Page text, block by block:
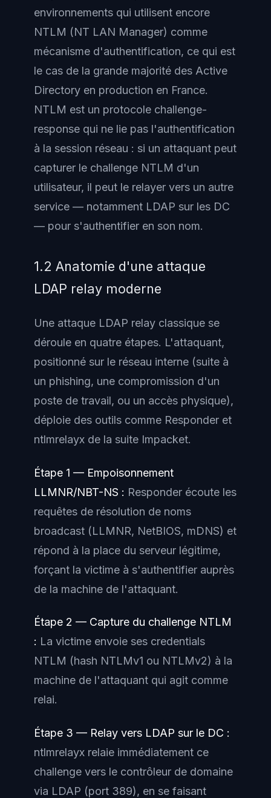
environnements qui utilisent encore
NTLM (NT LAN Manager) comme
mécanisme d'authentification, ce qui est
le cas de la grande majorité des Active
Directory en production en France.
NTLM est un protocole challenge-
response qui ne lie pas l'authentification
à la session réseau : si un attaquant peut
capturer le challenge NTLM d'un
utilisateur, il peut le relayer vers un autre
service — notamment LDAP sur les DC
— pour s'authentifier en son nom.
1.2 Anatomie d'une attaque
LDAP relay moderne
Une attaque LDAP relay classique se
déroule en quatre étapes. L'attaquant,
positionné sur le réseau interne (suite à
un phishing, une compromission d'un
poste de travail, ou un accès physique),
déploie des outils comme Responder et
ntlmrelayx de la suite Impacket.
Étape 1 — Empoisonnement
LLMNR/NBT-NS : Responder écoute les
requêtes de résolution de noms
broadcast (LLMNR, NetBIOS, mDNS) et
répond à la place du serveur légitime,
forçant la victime à s'authentifier auprès
de la machine de l'attaquant.
Étape 2 — Capture du challenge NTLM
: La victime envoie ses credentials
NTLM (hash NTLMv1 ou NTLMv2) à la
machine de l'attaquant qui agit comme
relai.
Étape 3 — Relay vers LDAP sur le DC :
ntlmrelayx relaie immédiatement ce
challenge vers le contrôleur de domaine
via LDAP (port 389), en se faisant